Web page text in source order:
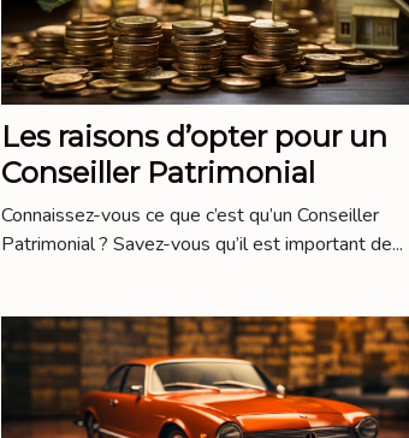
Les raisons d’opter pour un
Conseiller Patrimonial
Connaissez-vous ce que c’est qu’un Conseiller
Patrimonial ? Savez-vous qu’il est important de...